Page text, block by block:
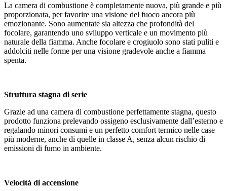
La camera di combustione è completamente nuova, più grande e più
proporzionata, per favorire una visione del fuoco ancora più
emozionante. Sono aumentate sia altezza che profondità del
focolare, garantendo uno sviluppo verticale e un movimento più
naturale della fiamma. Anche focolare e crogiuolo sono stati puliti e
addolciti nelle forme per una visione gradevole anche a fiamma
spenta.
Struttura stagna di serie
Grazie ad una camera di combustione perfettamente stagna, questo
prodotto funziona prelevando ossigeno esclusivamente dall’esterno e
regalando minori consumi e un perfetto comfort termico nelle case
più moderne, anche di quelle in classe A, senza alcun rischio di
emissioni di fumo in ambiente.
Velocità di accensione